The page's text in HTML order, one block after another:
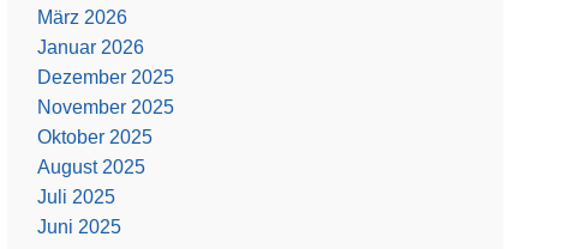
März 2026
Januar 2026
Dezember 2025
November 2025
Oktober 2025
August 2025
Juli 2025
Juni 2025